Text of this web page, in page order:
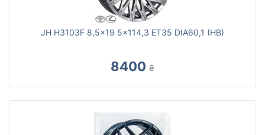
JH H3103F 8,5x19 5x114,3 ET35 DIA60,1 (HB)
8400 ₴